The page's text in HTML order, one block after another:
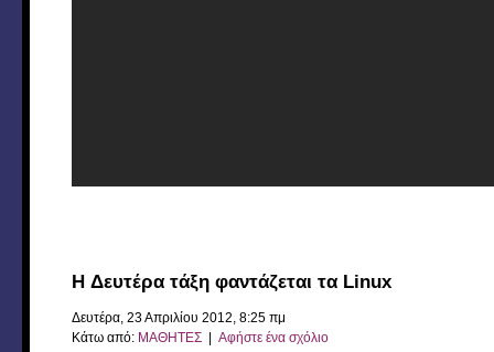
H Δευτέρα τάξη φαντάζεται τα Linux
Δευτέρα, 23 Απριλίου 2012, 8:25 πμ
Κάτω από: ΜΑΘΗΤΕΣ| Αφήστε ένα σχόλιο